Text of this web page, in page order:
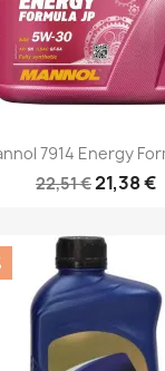
7914 Energy
22,51 €21,38 €